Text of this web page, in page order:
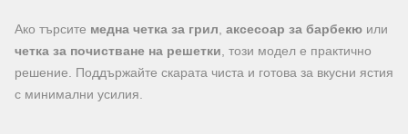
Ако търсите медна четка за грил аксесоар за барбекю или
четка за почистване на решетки , този модел е практично
решение. Поддържайте скарата чиста и готова за вкусни ястия
с минимални усилия.